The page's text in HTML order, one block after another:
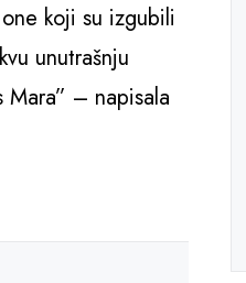
koji su izgubili
unutrašnju
Mara” – napisala